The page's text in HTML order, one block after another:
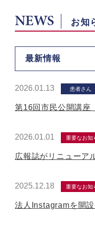
NEWS お知
最新情報
2026.01.13 患者さん
第16回市民公開講
2026.01.01 重要なお知
広報誌がリニューア
2025.12.18 重要なお知
法人Instagramを開設